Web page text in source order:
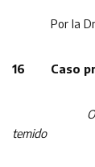
Por la Dra.
16 Caso
temido